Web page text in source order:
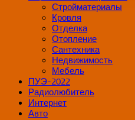
Стройматериалы
Кровля
Отделка
Отопление
Сантехника
Недвижимость
Мебель
ПУЭ-2022
Радиолюбитель
Интернет
Авто